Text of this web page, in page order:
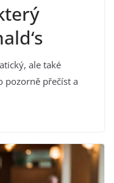
ale také
pozorně přečíst a